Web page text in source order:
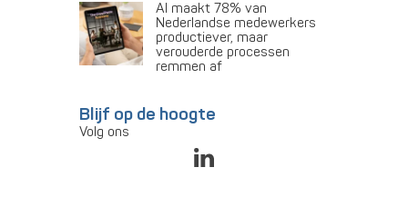
AI maakt 78% van
Nederlandse medewerkers
productiever, maar
verouderde processen
remmen af
Blijf op de hoogte
Volg ons